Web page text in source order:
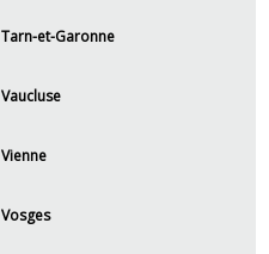
Tarn-et-Garonne
Vaucluse
Vienne
Vosges